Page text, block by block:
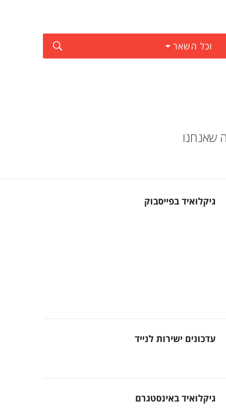
וכל השאר
באוקטובר, 2017. הנה כל מה שאנחנו
גיקלואיד בפייסבוק
עדכונים ישירות לנייד
גיקלואיד באינסטגרם